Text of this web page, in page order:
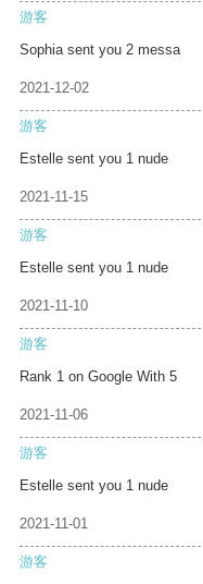
游客
Sophia sent you 2 messa
2021-12-02
游客
Estelle sent you 1 nude
2021-11-15
游客
Estelle sent you 1 nude
2021-11-10
游客
Rank 1 on Google With 5
2021-11-06
游客
Estelle sent you 1 nude
2021-11-01
游客